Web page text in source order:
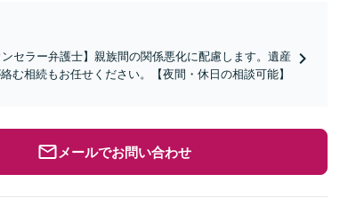
セラー弁護士】親族間の関係悪化に配慮します。遺産
む相続もお任せください。【夜間・休日の相談可能】
メールでお問い合わせ